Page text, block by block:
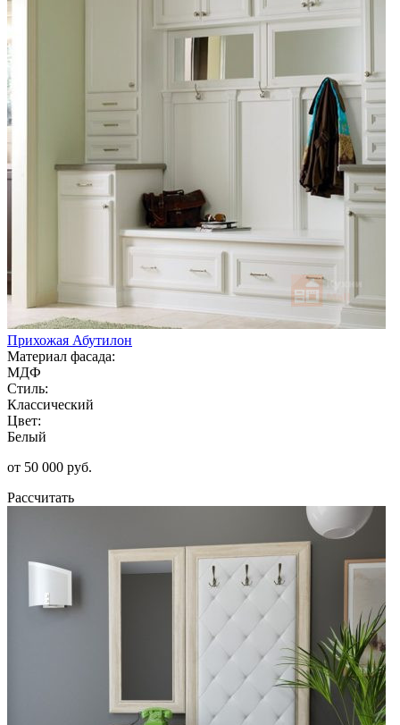
Прихожая Абутилон
Материал фасада:
МДФ
Стиль:
Классический
Цвет:
Белый
от 50 000 руб.
Рассчитать